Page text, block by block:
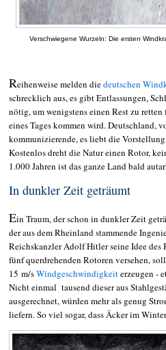
Verschwiegene Wurzeln: Die ersten
Reihenweise melden diedeutschen
schrecklich aus, es gibt Entlassungen,
nötig, um wenigstens einen Rest zu
eines Tages kommen wird. Deutschland,
kommunizierende, es liebt die
Kostenlos dreht die Natur einen Rotor,
1.000 Jahren ist das ganze Land bald
In dunkler Zeit geträumt
Ein Traum, der schon in dunkler Zeit
der aus dem Rheinland stammende
Reichskanzler Adolf Hitler seine Idee
fünf querdrehenden Rotoren versehen,
15 m/sWindgeschwindigkeiterzeugen -
Nicht einmal tausend dieser aus
ausgerechnet, würden mehr als genug
liefern. So viel sogar, dass Äcker im